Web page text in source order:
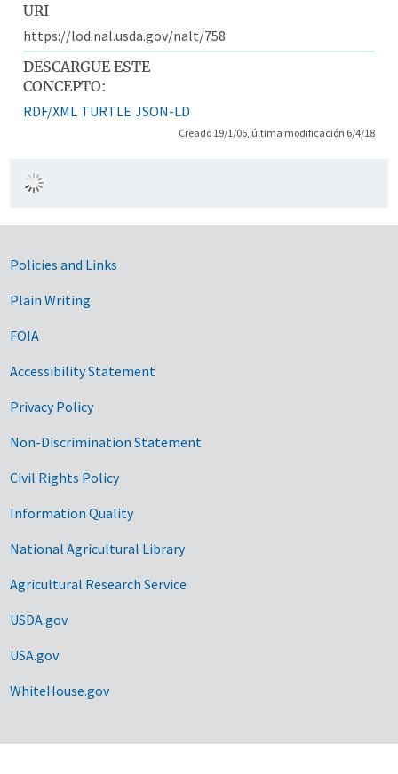
URI
https://lod.nal.usda.gov/nalt/758
DESCARGUE ESTE
CONCEPTO:
RDF/XML TURTLE JSON-LD
Creado 19/1/06, última modificación 6/4/18
Government Links
Policies and Links
Plain Writing
FOIA
Accessibility Statement
Privacy Policy
Non-Discrimination Statement
Civil Rights Policy
Information Quality
National Agricultural Library
Agricultural Research Service
USDA.gov
USA.gov
WhiteHouse.gov